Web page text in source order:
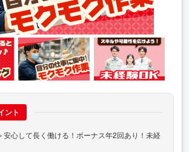
ント
安心して長く働ける！ボーナス年2回あり！未経